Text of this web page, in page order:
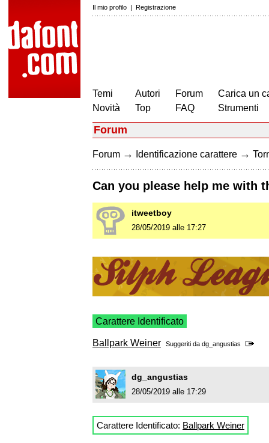
Il mio profilo | Registrazione
Temi
Novità
Autori
Top
Forum
FAQ
Carica un
Strumenti
Forum
Forum → Identificazione carattere →
Can you please help me with
itweetboy
28/05/2019 alle 17:27
Carattere Identificato
Ballpark Weiner Suggeriti da dg_angustias
dg_angustias
28/05/2019 alle 17:29
Carattere Identificato: Ballpark Weiner